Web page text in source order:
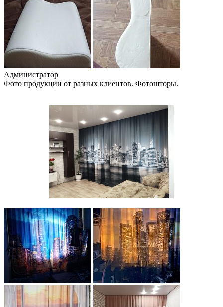
Администратор
Фото продукции от разных клиентов. Фотошторы.